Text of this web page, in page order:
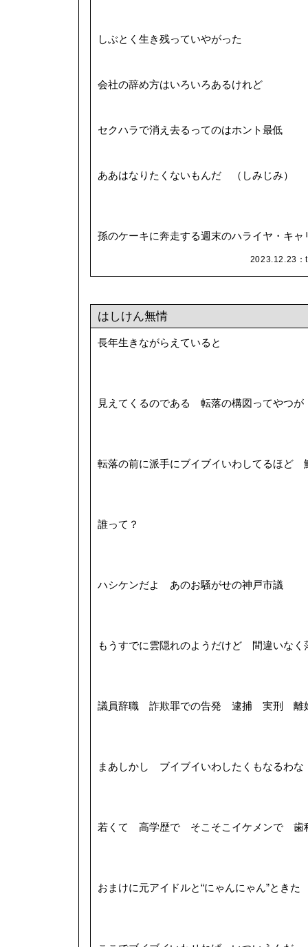
しぶとく生き残っていやがった
会社の辞め方はいろいろあるけれど
セクハラで消え去るってのはホント最低
ああはなりたくないもんだ （しみじみ）
孫のケーキに奔走する週末のハライヤ・キャ
2023.12.23：
はしけん無情
長年生きながらえていると
見えてくるのである 転落の構図ってやつが
転落の前に派手にブイブイいわしてるほど
誰って？
ハシケンだよ あのお騒がせの神戸市議
もうすでに雲隠れのようだけど 間違いなく
議員辞職 詐欺罪での告発 逮捕 実刑 離
まあしかし ブイブイいわしたくもなるわな
若くて 高学歴で そこそこイケメンで 歯
おまけに元アイドルと“にゃんにゃん”ときた